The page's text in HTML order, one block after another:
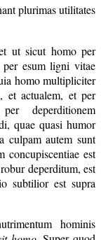
plurimas utilitates
ut sicut homo per
esum ligni vitae
homo multipliciter
et actualem, et per
deperditionem
quae quasi humor
culpam autem sunt
concupiscentiae est
deperditum, est
subtilior est supra
hominis